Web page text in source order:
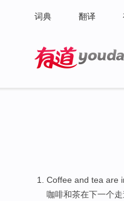
词典 翻译
Coffee and tea are
咖啡和茶在下一个走